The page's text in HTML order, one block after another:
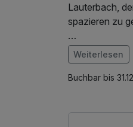
Lauterbach,
spazieren zu
* maritimes
* gemütlicher
* traumhafte
Im Angebot
1 Flasche
Weiterlesen
Buchbar bis